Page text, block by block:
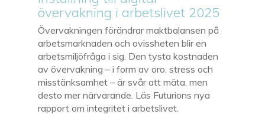
övervakning i arbetslivet 2025
Övervakningen förändrar maktbalansen på
arbetsmarknaden och ovissheten blir en
arbetsmiljöfråga i sig. Den tysta kostnaden
av övervakning – i form av oro, stress och
misstänksamhet – är svår att mäta, men
desto mer närvarande. Läs Futurions nya
rapport om integritet i arbetslivet.